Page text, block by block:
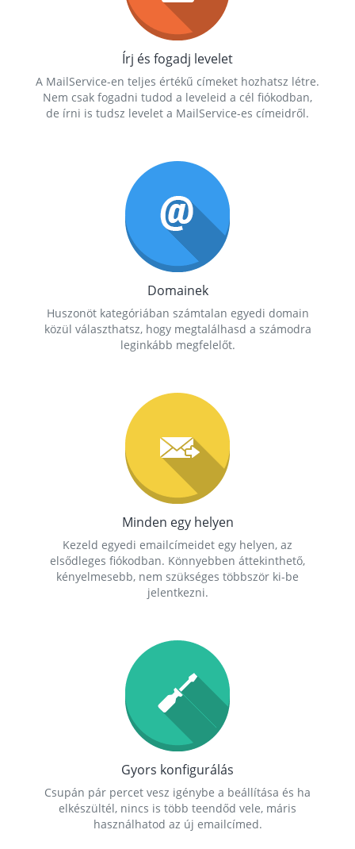
Írj és fogadj levelet
A MailService-en teljes értékű címeket hozhatsz létre.
Nem csak fogadni tudod a leveleid a cél fiókodban,
de írni is tudsz levelet a MailService-es címeidről.
Domainek
Huszonöt kategóriában számtalan egyedi domain
közül választhatsz, hogy megtalálhasd a számodra
leginkább megfelelőt.
Minden egy helyen
Kezeld egyedi emailcímeidet egy helyen, az
elsődleges fiókodban. Könnyebben áttekinthető,
kényelmesebb, nem szükséges többször ki-be
jelentkezni.
Gyors konfigurálás
Csupán pár percet vesz igénybe a beállítása és ha
elkészültél, nincs is több teendőd vele, máris
használhatod az új emailcímed.